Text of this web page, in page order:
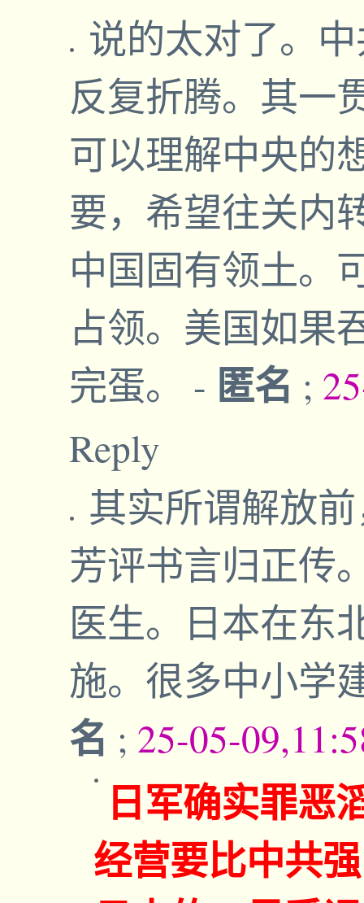
说的太对了。
反复折腾。其一
可以理解中央的
要，希望往关内
中国固有领土。
占领。美国如果
完蛋。 - 匿名 ;
Reply
其实所谓解放
芳评书言归正传
医生。日本在东
施。很多中小学
名 ; 25-05-
日军确实罪恶
经营要比中共